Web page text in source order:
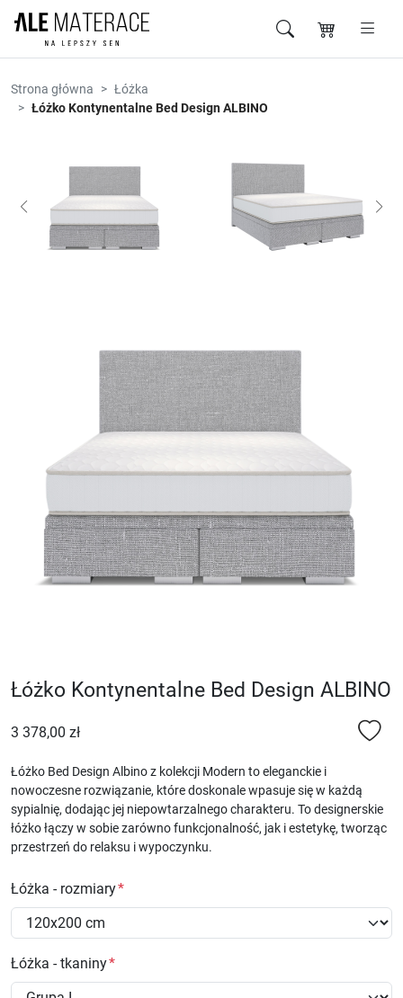
Przejdź do zawartości
Strona główna
Łóżka
Łóżko Kontynentalne Bed Design ALBINO
Łóżko Kontynentalne Bed Design ALBINO
3 378,00 zł
Łóżko Bed Design Albino z kolekcji Modern to eleganckie i
nowoczesne rozwiązanie, które doskonale wpasuje się w każdą
sypialnię, dodając jej niepowtarzalnego charakteru. To designerskie
łóżko łączy w sobie zarówno funkcjonalność, jak i estetykę, tworząc
przestrzeń do relaksu i wypoczynku.
Łóżka - rozmiary
Łóżka - tkaniny